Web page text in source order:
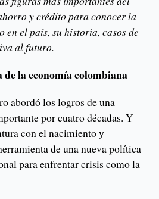
y crédito para conocer la
en el país, su historia, casos de
al futuro.
la economía colombiana
abordó los logros de una
por cuatro décadas. Y
con el nacimiento y
de una nueva política
para enfrentar crisis como la